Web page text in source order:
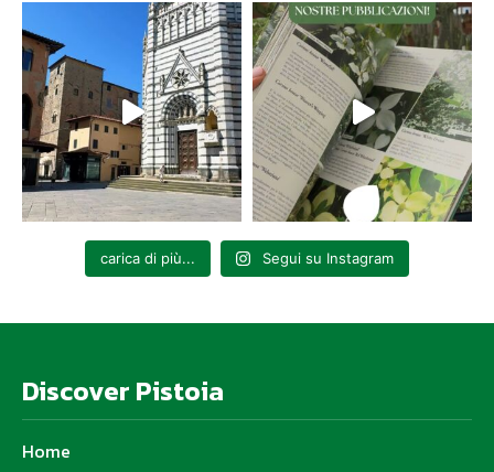
carica di più... Segui su Instagram
Discover Pistoia
Home